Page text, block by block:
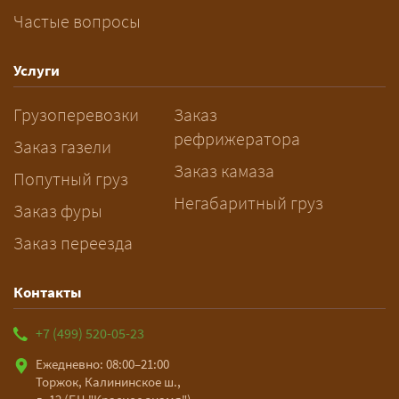
— Заранее: только оформление
рабочих дней. Оставьте заявку
заблаговременно — логист
рассчитает маршрут и запустит
подготовку документов.
Частые вопросы
Услуги
Грузоперевозки
Заказ газели
Попутный груз
Заказ фуры
Заказ переезда
Заказ
рефрижератора
Заказ камаза
Негабаритный груз
Контакты
+7 (499) 520-05-23
Ежедневно: 08:00–21:00
Торжок, Калининское ш.,